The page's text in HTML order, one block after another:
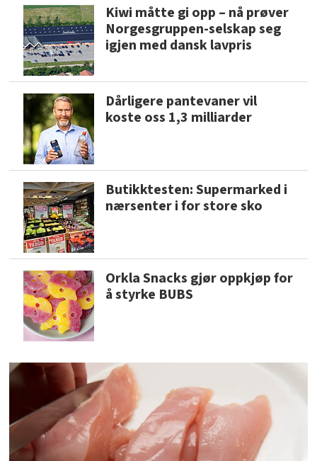
Kiwi måtte gi opp – nå prøver
Norgesgruppen-selskap seg
igjen med dansk lavpris
Dårligere pantevaner vil
koste oss 1,3 milliarder
Butikktesten: Supermarked i
nærsenter i for store sko
Orkla Snacks gjør oppkjøp for
å styrke BUBS